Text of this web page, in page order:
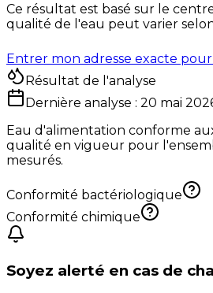
Ce résultat est basé sur le
qualité de l'eau peut varier
Entrer mon adresse exacte
Résultat de l'analyse
Dernière analyse : 20 mai
Eau d'alimentation conforme
qualité en vigueur pour
mesurés.
Conformité bactériologique
Conformité chimique
Soyez alerté en cas de